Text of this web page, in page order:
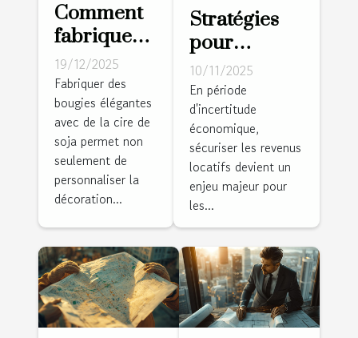
Comment
fabriquer
des
bougies
élégantes
avec de la
cire de soja
?
19/12/2025
Fabriquer des
bougies élégantes
avec de la cire de
soja permet non
seulement de
personnaliser la
décoration...
Stratégies
pour
sécuriser les
revenus
locatifs en
période
d'incertitude
économique
10/11/2025
En période
d'incertitude
économique,
sécuriser les revenus
locatifs devient un
enjeu majeur pour
les...